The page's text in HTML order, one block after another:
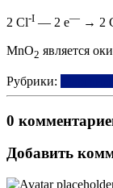
2 Cl-I — 2 e— → 2
MnO2 является
Рубрики:
0
Добавить